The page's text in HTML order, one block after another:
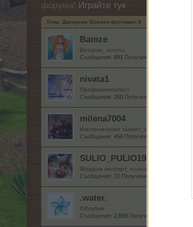
форума! Играйте тук
Тема: Дискусия: Есенен фестивал 5
Bamze
Ветеран , женски
Съобщения: 891 Получени харесвания:
nivata1
Професионалист
Съобщения: 260 Получени харесвания:
milena7004
Изключителен талант , женски
Съобщения: 456 Получени харесвания:
SULIO_PULIO1972
Младши експерт , мъжки
Съобщения: 72 Получени харесвания:
.water.
Обсебен
Съобщения: 2,659 Получени харесвания: